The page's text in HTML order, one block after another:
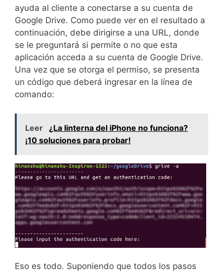
ayuda al cliente a conectarse a su cuenta de
Google Drive. Como puede ver en el resultado a
continuación, debe dirigirse a una URL, donde
se le preguntará si permite o no que esta
aplicación acceda a su cuenta de Google Drive.
Una vez que se otorga el permiso, se presenta
un código que deberá ingresar en la línea de
comando:
Leer
¿La linterna del iPhone no funciona?
¡10 soluciones para probar!
Eso es todo. Suponiendo que todos los pasos